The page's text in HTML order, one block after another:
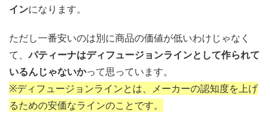
インになります。
ただし一番安いのは別に商品の価値が低いわけじゃなく
て、パティーナはディフュージョンラインとして作られて
いるんじゃないかって思っています。
※ディフュージョンラインとは、メーカーの認知度を上げ
るための安価なラインのことです。